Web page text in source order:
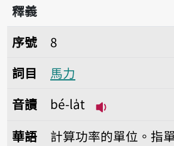
釋義
序號8馬力
序號
8
詞目
馬力
音讀
bé-la̍t
華語
計算功率的單位。指